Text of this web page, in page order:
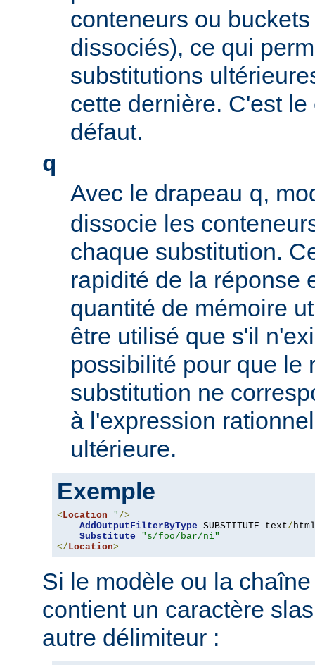
conteneurs ou
dissociés), ce qui
substitutions
cette dernière. C'est
défaut.
q
Avec le drapeau q,
dissocie les
chaque substitution.
rapidité de la réponse
quantité de mémoire
être utilisé que s'il
possibilité pour que le
substitution ne
à l'expression
ultérieure.
Exemple
< Location " />
AddOutputFilterByType SUBSTITUTE text/ html
Substitute
"s/foo/bar/ni"
</ Location>
Si le modèle ou la
contient un caractère
autre délimiteur :